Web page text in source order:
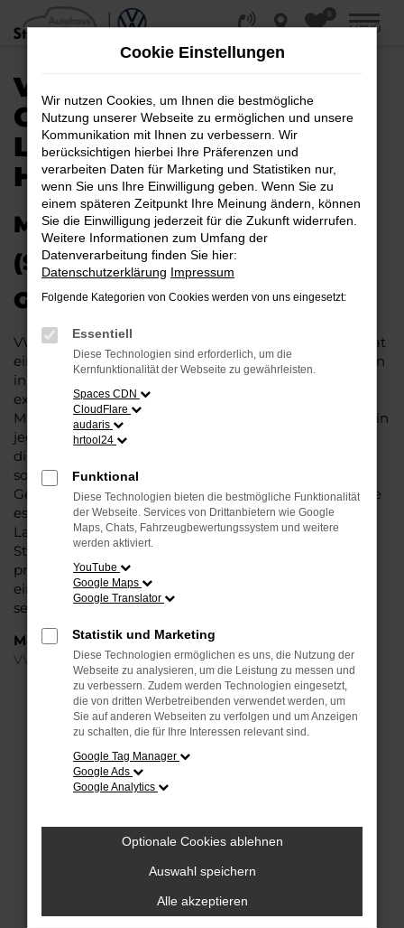
Zum
Hauptinhalt
0
MENÜ
VW POLO
GEBRAUCHTWAGEN |
LIEFERSERVICE NACH
HALLE (SAALE)
MIT RABATT DURCH HALLE
(SAALE) MIT DEM VW POLO
GEBRAUCHTWAGEN
VW Polo Gebrauchtwagen liegen im Trend und das hat
einen vergleichsweise einfachen Grund. Ob für Fahrten
in und um Halle (Saale) oder längere Strecken: es
existieren schlichtweg kaum Fahrzeuge, die diesem
Modell das Wasser reichen können. Die Qualität steht in
jeder Modellgeneration außer Frage. Hinzu kommen
die vielfältigen Möglichkeiten einer Individualisierung
sowie die zahlreichen Assistenzsysteme. Ein VW Polo
Gebrauchtwagen für Halle (Saale) ist ein Fahrzeug, wie
es kompletter nicht sein könnte und überzeugt durch
Langlebigkeit und einen sehr soliden Werterhalt. Bei
Steinböhmer kommt hinzu, dass Sie sich über einen
preislichen Nachlass freuen dürfen und beim Kauf auf
ein Unternehmen mit mehr als 80 Jahren Erfahrung
setzen.
Marken
VW
FEHLER: NETWORK ERROR
Hier sind ein paar Tipps, die dir helfen können:
Überprüfe deine Firewall und deine
Laden andere Webseiten, zum Beispiel deine
Prüfe deine Browsererweiterungen.
Manche Erweiterungen, wie Werbeblocker,
Cookie Einstellungen
Wir nutzen Cookies, um Ihnen die bestmögliche
Nutzung unserer Webseite zu ermöglichen und unsere
Kommunikation mit Ihnen zu verbessern. Wir
berücksichtigen hierbei Ihre Präferenzen und
verarbeiten Daten für Marketing und Statistiken nur,
wenn Sie uns Ihre Einwilligung geben. Wenn Sie zu
einem späteren Zeitpunkt Ihre Meinung ändern, können
Sie die Einwilligung jederzeit für die Zukunft widerrufen.
Weitere Informationen zum Umfang der
Datenverarbeitung finden Sie hier:
Datenschutzerklärung Impressum
Folgende Kategorien von Cookies werden von uns eingesetzt:
Essentiell
Diese Technologien sind erforderlich, um die
Kernfunktionalität der Webseite zu gewährleisten.
Spaces CDN
CloudFlare
audaris
hrtool24
Funktional
Diese Technologien bieten die bestmögliche Funktionalität
der Webseite. Services von Drittanbietern wie Google
Maps, Chats, Fahrzeugbewertungssystem und weitere
werden aktiviert.
YouTube
Google Maps
Google Translator
Statistik und Marketing
Diese Technologien ermöglichen es uns, die Nutzung der
Webseite zu analysieren, um die Leistung zu messen und
zu verbessern. Zudem werden Technologien eingesetzt,
die von dritten Werbetreibenden verwendet werden, um
Sie auf anderen Webseiten zu verfolgen und um Anzeigen
zu schalten, die für Ihre Interessen relevant sind.
Google Tag Manager
Google Ads
Google Analytics
Optionale Cookies ablehnen
Auswahl speichern
Alle akzeptieren